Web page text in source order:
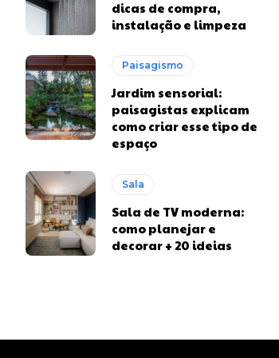
dicas de compra,
instalação e limpeza
Paisagismo
Jardim sensorial:
paisagistas explicam
como criar esse tipo de
espaço
Sala
Sala de TV moderna:
como planejar e
decorar + 20 ideias